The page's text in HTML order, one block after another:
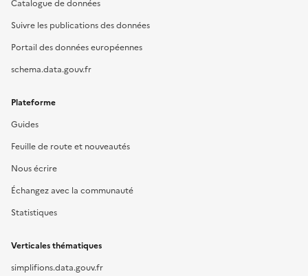
Catalogue de données
Suivre les publications des données
Portail des données européennes
schema.data.gouv.fr
Plateforme
Guides
Feuille de route et nouveautés
Nous écrire
Échangez avec la communauté
Statistiques
Verticales thématiques
simplifions.data.gouv.fr